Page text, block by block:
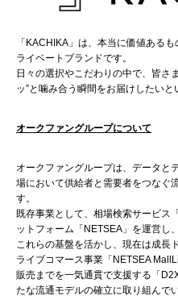
「KACHIKA」は、本当に価値ある
ライベートブランドです。
日々の選択やこだわりの中で、皆さ
ッ”と噛み合う瞬間をお届けしたいと
オークファングループについて
オークファングループは、データと
場において供給者と需要者をつなぐ
す。
既存事業として、相場検索サービス
ットフォーム「NETSEA」を運営し
これらの基盤を活かし、現在は成長
ライブコマース事業「NETSEA
販売までを一気通貫で支援する「
たな流通モデルの確立に取り組んでい